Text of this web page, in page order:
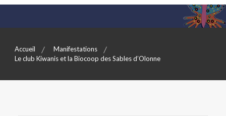
Accueil
Manifestations
Le club Kiwanis et la Biocoop des Sables d’Olonne